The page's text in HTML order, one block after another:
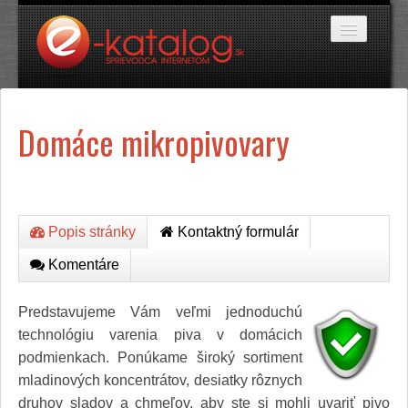
Domáce potreby
Doprava a cestovanie
Internetové obchody
Jedlo a stravovanie
Kancelárske potreby
Kozmetika a kaderníctvo
Kultúra a umenie
Literatúra a tlač
Obchodná činnosť
Oblečenie a módne doplnky
Priemysel
Servis
Domáce mikropivovary
Popis stránky Kontaktný formulár
Komentáre
Predstavujeme Vám veľmi jednoduchú
technológiu varenia piva v domácich
podmienkach. Ponúkame široký sortiment
mladinových koncentrátov, desiatky rôznych
druhov sladov a chmeľov, aby ste si mohli uvariť pivo